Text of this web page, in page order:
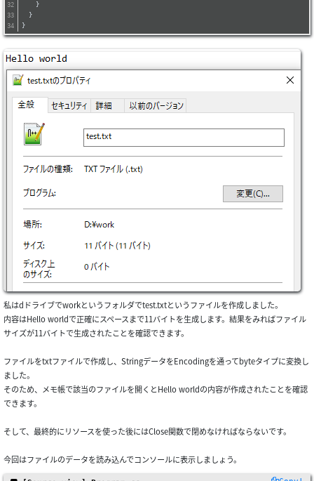
    }
  }
}
私はdドライブでworkというフォルダでtest.txtというファイルを作成しました。
内容はHello worldで正確にスペースまで11バイトを生成します。結果をみればファイル
サイズが11バイトで生成されたことを確認できます。
ファイルをtxtファイルで作成し、StringデータをEncodingを通ってbyteタイプに変換し
ました。
そのため、メモ帳で該当のファイルを開くとHello worldの内容が作成されたことを確認
できます。
そして、最終的にリソースを使った後にはClose関数で閉めなければならないです。
今回はファイルのデータを読み込んでコンソールに表示しましょう。